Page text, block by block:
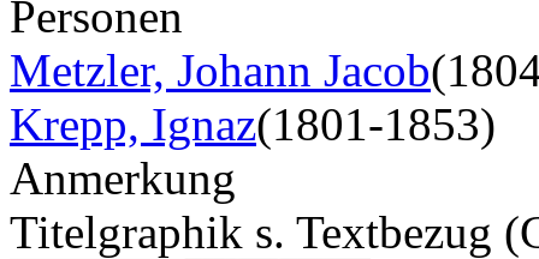
Personen
Metzler, Johann Jacob
Krepp, Ignaz(1801-1853)
Anmerkung
Titelgraphik s. Textbezug